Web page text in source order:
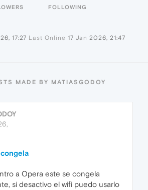
FOLLOWING
17:27 Last Online 17 Jan 2026, 21:47
MADE BY MATIASGODOY
a Opera este se congela
si desactivo el wifi puedo usarlo